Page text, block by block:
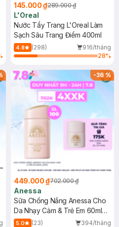
145.000 ₫289.000 ₫
L'Oreal
Nước Tẩy Trang L'Oreal Làm
Sạch Sâu Trang Điểm 400ml
4.8 (298)
916/tháng
28%
-36%
449.000 ₫702.000 ₫
Anessa
Sữa Chống Nắng Anessa Cho
Da Nhạy Cảm & Trẻ Em 60ml
(Mới)
5.0 (23)
394/tháng